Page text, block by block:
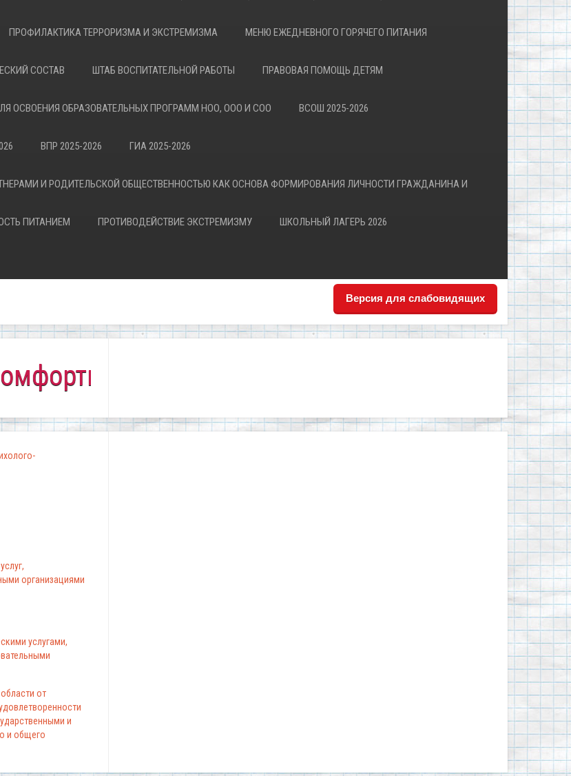
ПРОФИЛАКТИКА ТЕРРОРИЗМА И ЭКСТРЕМИЗМА МЕНЮ ЕЖЕДНЕВНОГО ГОРЯЧЕГО ПИТАНИЯ
СОСТАВ ШТАБ ВОСПИТАТЕЛЬНОЙ РАБОТЫ ПРАВОВАЯ ПОМОЩЬ ДЕТЯМ
ОСВОЕНИЯ ОБРАЗОВАТЕЛЬНЫХ ПРОГРАММ НОО, ООО И СОО ВСОШ 2025-2026
ВПР 2025-2026 ГИА 2025-2026
И РОДИТЕЛЬСКОЙ ОБЩЕСТВЕННОСТЬЮ КАК ОСНОВА ФОРМИРОВАНИЯ ЛИЧНОСТИ ГРАЖДАНИНА И
ПИТАНИЕМ ПРОТИВОДЕЙСТВИЕ ЭКСТРЕМИЗМУ ШКОЛЬНЫЙ ЛАГЕРЬ 2026
Версия для слабовидящих
всем!"
организациями
услугами,
от
и
и общего